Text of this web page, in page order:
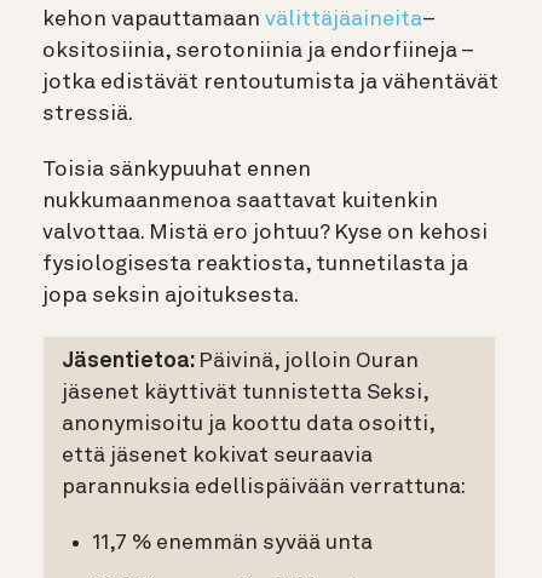
kehon vapauttamaan välittäjäaineita–
oksitosiinia, serotoniinia ja endorfiineja –
jotka edistävät rentoutumista ja vähentävät
stressiä.
Toisia sänkypuuhat ennen
nukkumaanmenoa saattavat kuitenkin
valvottaa. Mistä ero johtuu? Kyse on kehosi
fysiologisesta reaktiosta, tunnetilasta ja
jopa seksin ajoituksesta.
Jäsentietoa: Päivinä, jolloin Ouran
jäsenet käyttivät tunnistetta Seksi,
anonymisoitu ja koottu data osoitti,
että jäsenet kokivat seuraavia
parannuksia edellispäivään verrattuna:
11,7 % enemmän syvää unta